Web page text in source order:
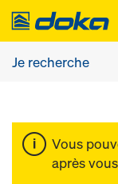
Vous
après